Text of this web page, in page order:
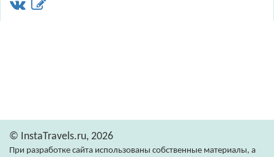
© InstaTravels.ru, 2026
При разработке сайта использованы собственные материалы, а